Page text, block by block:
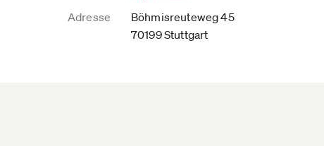
Adresse
Böhmisreuteweg 45
70199 Stuttgart